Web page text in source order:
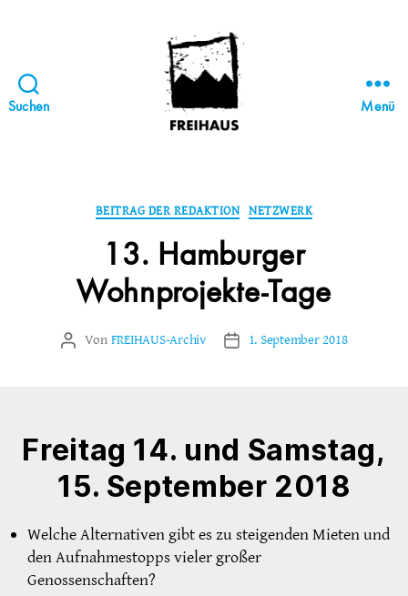
Suchen
STATTBAU
HAMBURG
Menü
Kategorien
BEITRAG DER REDAKTION NETZWERK
13. Hamburger
Wohnprojekte-Tage
Beitragsautor
Von FREIHAUS-Archiv Veröffentlichungsdatum
1. September 2018
Freitag 14. und Samstag,
15. September 2018
Welche Alternativen gibt es zu steigenden Mieten und
den Aufnahmestopps vieler großer
Genossenschaften?